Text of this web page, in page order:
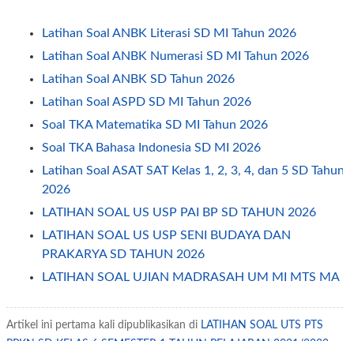
Latihan Soal ANBK Literasi SD MI Tahun 2026
Latihan Soal ANBK Numerasi SD MI Tahun 2026
Latihan Soal ANBK SD Tahun 2026
Latihan Soal ASPD SD MI Tahun 2026
Soal TKA Matematika SD MI Tahun 2026
Soal TKA Bahasa Indonesia SD MI 2026
Latihan Soal ASAT SAT Kelas 1, 2, 3, 4, dan 5 SD Tahun
2026
LATIHAN SOAL US USP PAI BP SD TAHUN 2026
LATIHAN SOAL US USP SENI BUDAYA DAN
PRAKARYA SD TAHUN 2026
LATIHAN SOAL UJIAN MADRASAH UM MI MTS MA
LATIHAN SOAL BAHASA INGGRIS UNTUK SD
Artikel ini pertama kali dipublikasikan di LATIHAN SOAL UTS PTS